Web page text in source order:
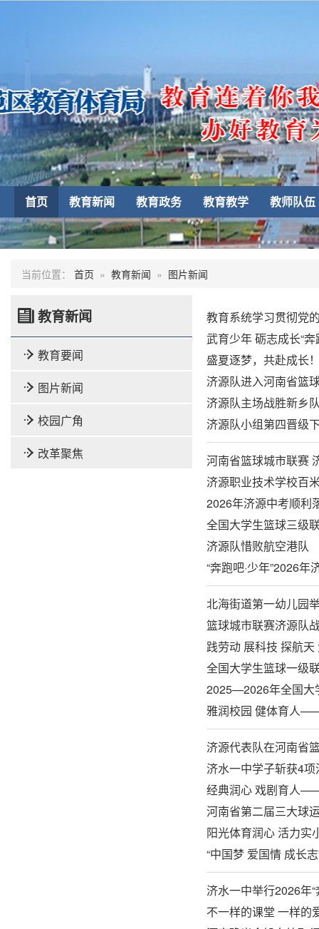
首页 教育新闻 教育政务 教育教学 教师队伍
当前位置： 首页 » 教育新闻 » 图片新闻
教育新闻
教育要闻
图片新闻
校园广角
改革聚焦
教育系统学习贯彻党
武育少年 砺志成长“
盛夏逐梦，共赴成长
济源队进入河南省篮
济源队主场战胜新乡
济源队小组第四晋级
河南省篮球城市联赛
济源职业技术学校百
2026年济源中考顺利
全国大学生篮球三级
济源队惜败航空港队
“奔跑吧·少年”2026
北海街道第一幼儿园
篮球城市联赛济源队
践劳动 展科技 探航
全国大学生篮球一级
2025—2026年全国大
雅润校园 健体育人
济源代表队在河南省
济水一中学子斩获4
经典润心 戏剧育人
河南省第二届三大球
阳光体育润心 活力
“中国梦 爱国情 成长
济水一中举行2026年
不一样的课堂 一样